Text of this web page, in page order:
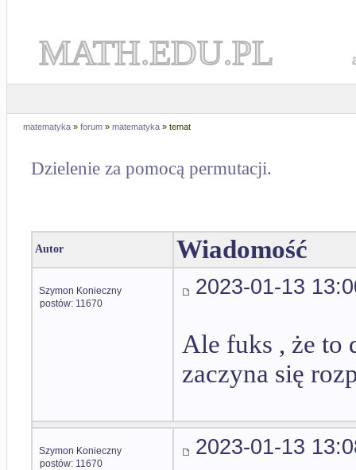
MATH.EDU.PL
matematyka » forum » matematyka » temat
Dzielenie za pomocą permutacji.
Autor Wiadomość
Szymon Konieczny
postów: 11670
2023-01-13
Ale fuks , że to
zaczyna się
Szymon Konieczny
postów: 11670
2023-01-13